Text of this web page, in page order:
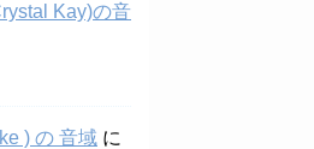
Kay)の音
) の 音域 に